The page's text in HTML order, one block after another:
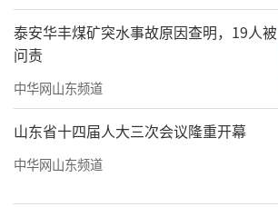
泰安华丰煤矿突水事故原因查明，19人被
问责
中华网山东频道
山东省十四届人大三次会议隆重开幕
中华网山东频道